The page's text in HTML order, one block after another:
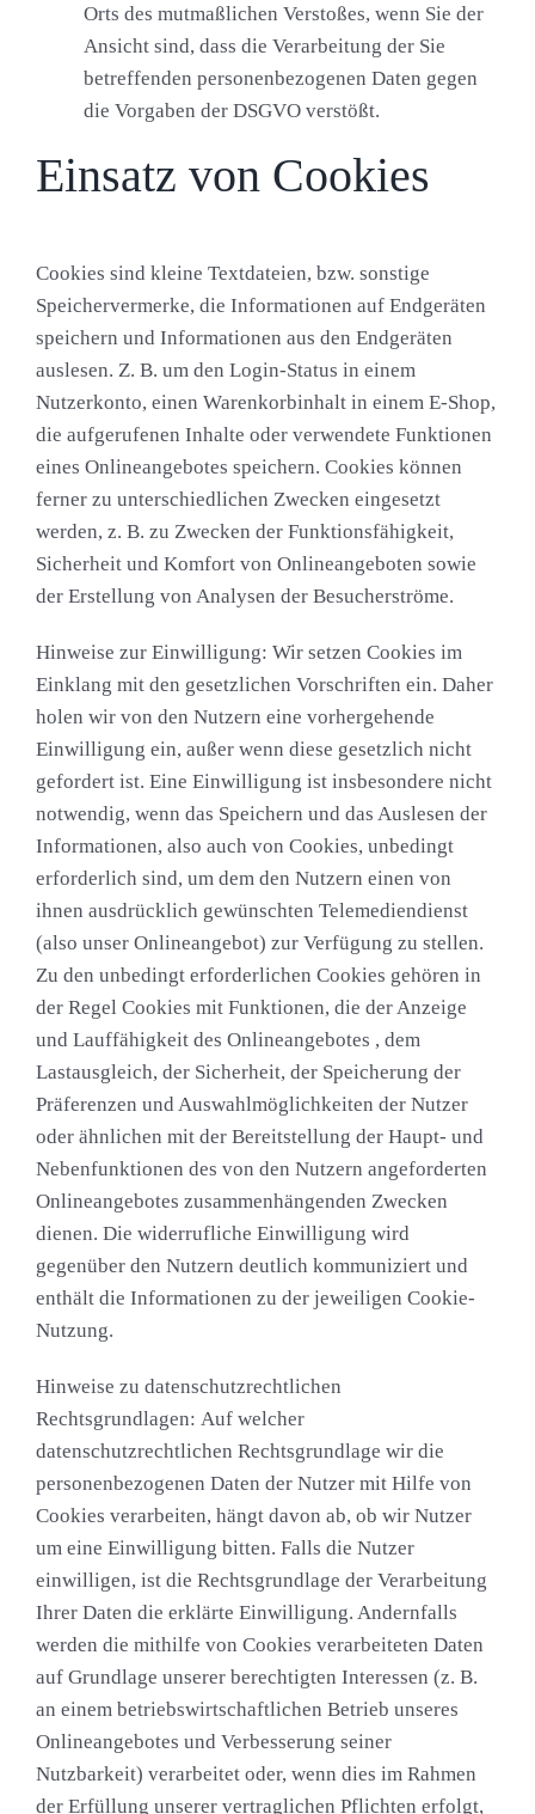
Orts des mutmaßlichen Verstoßes, wenn Sie der
Ansicht sind, dass die Verarbeitung der Sie
betreffenden personenbezogenen Daten gegen
die Vorgaben der DSGVO verstößt.
Einsatz von Cookies
Cookies sind kleine Textdateien, bzw. sonstige
Speichervermerke, die Informationen auf Endgeräten
speichern und Informationen aus den Endgeräten
auslesen. Z. B. um den Login-Status in einem
Nutzerkonto, einen Warenkorbinhalt in einem E-Shop,
die aufgerufenen Inhalte oder verwendete Funktionen
eines Onlineangebotes speichern. Cookies können
ferner zu unterschiedlichen Zwecken eingesetzt
werden, z. B. zu Zwecken der Funktionsfähigkeit,
Sicherheit und Komfort von Onlineangeboten sowie
der Erstellung von Analysen der Besucherströme.
Hinweise zur Einwilligung: Wir setzen Cookies im
Einklang mit den gesetzlichen Vorschriften ein. Daher
holen wir von den Nutzern eine vorhergehende
Einwilligung ein, außer wenn diese gesetzlich nicht
gefordert ist. Eine Einwilligung ist insbesondere nicht
notwendig, wenn das Speichern und das Auslesen der
Informationen, also auch von Cookies, unbedingt
erforderlich sind, um dem den Nutzern einen von
ihnen ausdrücklich gewünschten Telemediendienst
(also unser Onlineangebot) zur Verfügung zu stellen.
Zu den unbedingt erforderlichen Cookies gehören in
der Regel Cookies mit Funktionen, die der Anzeige
und Lauffähigkeit des Onlineangebotes , dem
Lastausgleich, der Sicherheit, der Speicherung der
Präferenzen und Auswahlmöglichkeiten der Nutzer
oder ähnlichen mit der Bereitstellung der Haupt- und
Nebenfunktionen des von den Nutzern angeforderten
Onlineangebotes zusammenhängenden Zwecken
dienen. Die widerrufliche Einwilligung wird
gegenüber den Nutzern deutlich kommuniziert und
enthält die Informationen zu der jeweiligen Cookie-
Nutzung.
Hinweise zu datenschutzrechtlichen
Rechtsgrundlagen: Auf welcher
datenschutzrechtlichen Rechtsgrundlage wir die
personenbezogenen Daten der Nutzer mit Hilfe von
Cookies verarbeiten, hängt davon ab, ob wir Nutzer
um eine Einwilligung bitten. Falls die Nutzer
einwilligen, ist die Rechtsgrundlage der Verarbeitung
Ihrer Daten die erklärte Einwilligung. Andernfalls
werden die mithilfe von Cookies verarbeiteten Daten
auf Grundlage unserer berechtigten Interessen (z. B.
an einem betriebswirtschaftlichen Betrieb unseres
Onlineangebotes und Verbesserung seiner
Nutzbarkeit) verarbeitet oder, wenn dies im Rahmen
der Erfüllung unserer vertraglichen Pflichten erfolgt,